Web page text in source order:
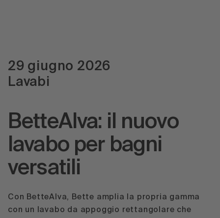
29 giugno 2026
Lavabi
BetteAlva: il nuovo
lavabo per bagni
versatili
Con BetteAlva, Bette amplia la propria gamma
con un lavabo da appoggio rettangolare che